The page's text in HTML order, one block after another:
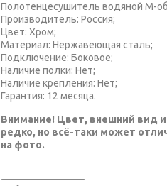
Полотенцесушитель водяной М-
Производитель: Россия;
Цвет: Хром;
Материал: Нержавеющая сталь;
Подключение: Боковое;
Наличие полки: Нет;
Наличие крепления: Нет;
Гарантия: 12 месяца.
Внимание! Цвет, внешний вид и
редко, но всё-таки может
на фото.